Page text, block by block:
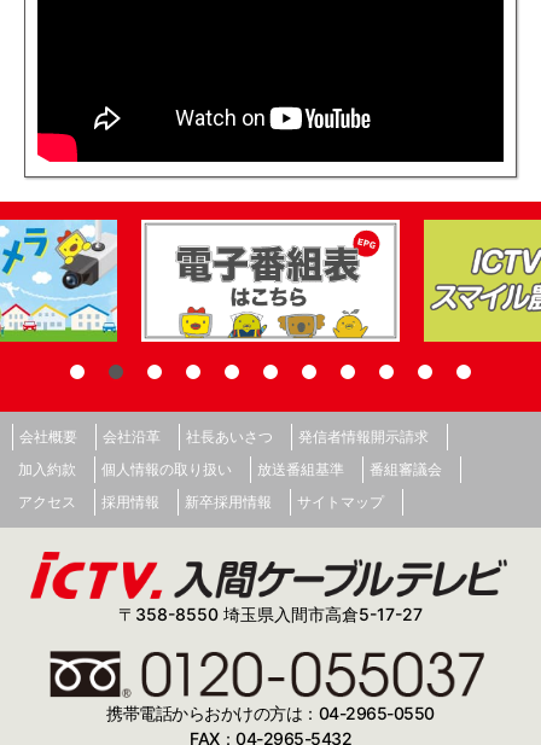
会社概要 会社沿革 社長あいさつ
発信者情報開示請求
加入約款
個人情報の取り扱い 放送番組基準
番組審議会
アクセス
採用情報 新卒採用情報 サイトマップ
〒358-8550 埼玉県入間市高倉5-17-27
携帯電話からおかけの方は：04-2965-0550
FAX：04-2965-5432